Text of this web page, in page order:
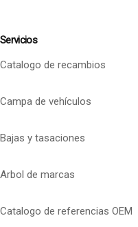
Servicios
Catalogo de recambios
Campa de vehículos
Bajas y tasaciones
Arbol de marcas
Catalogo de referencias OEM